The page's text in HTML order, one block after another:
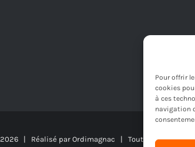
Pour offrir
cookies
à ces
navigation
page
du
2026 | Réalisé par Ordimagnac | Tout droit reservé